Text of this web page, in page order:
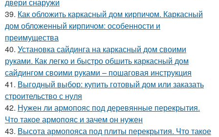
39. Как обложить каркасный дом кирпичом. Каркасный
дом обложенный кирпичом: особенности и
преимущества
40. Установка сайдинга на каркасный дом своими
руками. Как легко и быстро обшить каркасный дом
сайдингом своими руками – пошаговая инструкция
41. Выгодный выбор: купить готовый дом или заказать
строительство с нуля
42. Нужен ли армопояс под деревянные перекрытия.
Что такое армопояс и зачем он нужен
43. Высота армопояса под плиты перекрытия. Что такое